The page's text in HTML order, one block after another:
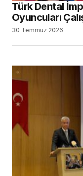
Türk Dental
Oyuncuları
30 Temmuz 2026